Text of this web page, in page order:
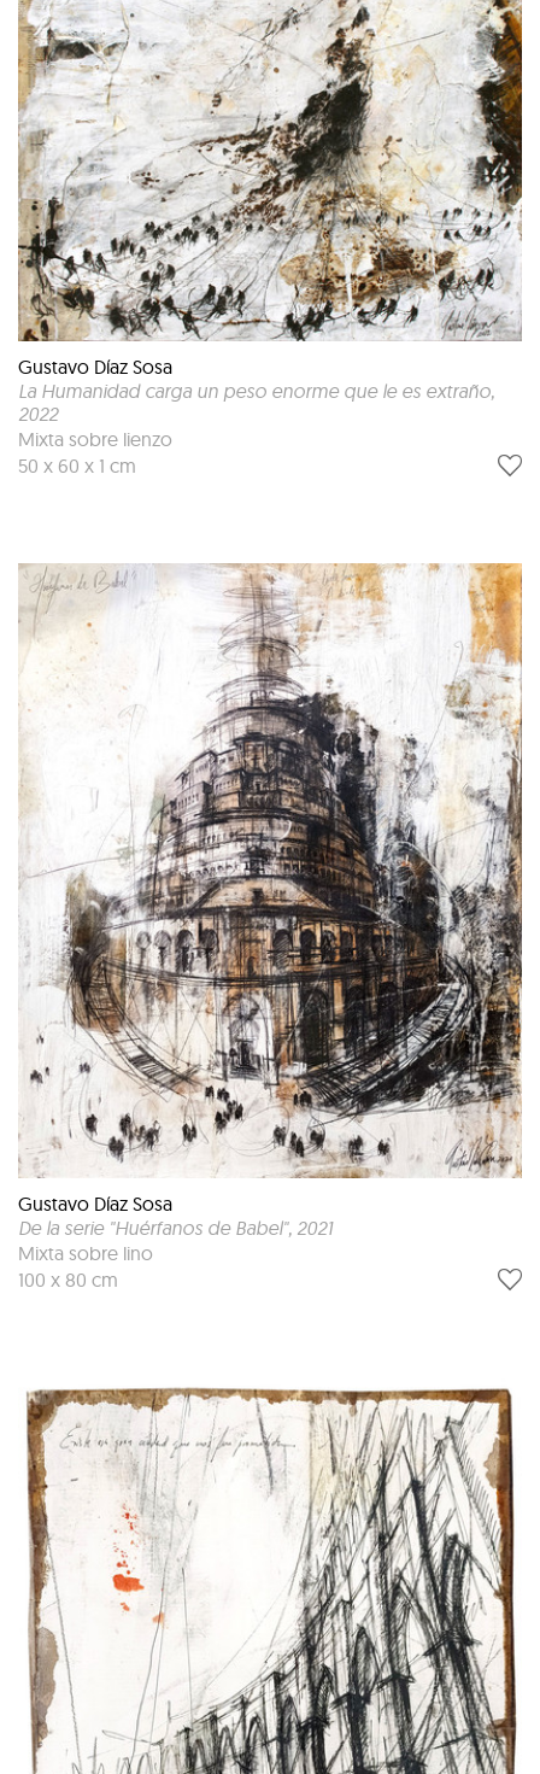
Gustavo Díaz Sosa
La Humanidad carga un peso enorme que le es extraño,
2022
Mixta sobre lienzo
50 x 60 x 1 cm
Gustavo Díaz Sosa
De la serie "Huérfanos de Babel", 2021
Mixta sobre lino
100 x 80 cm